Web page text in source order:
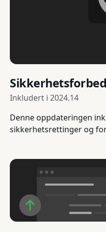
Inkludert i 2024.14
Denne oppdateringen
sikkerhetsrettinger og